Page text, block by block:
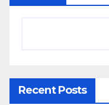
Recent Posts